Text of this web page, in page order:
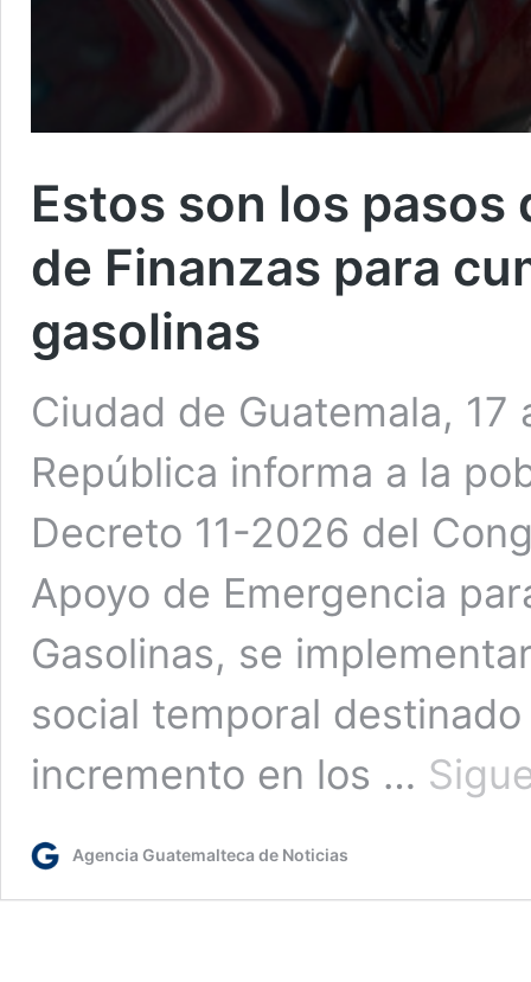
Estos son los
de Finanzas para
gasolinas
Ciudad de Guatemala, 17
República informa a la
Decreto 11-2026 del
Apoyo de Emergencia
Gasolinas, se
social temporal
incremento en los …
Agencia Guatemalteca de Noticias